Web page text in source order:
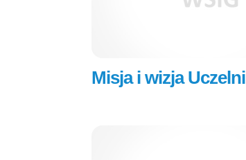
Misja i wizja Uczelni